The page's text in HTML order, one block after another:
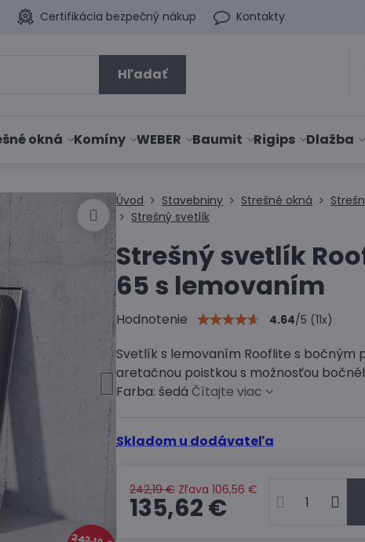
Certifikácia bezpečný nákup Kontakty
Hľadať
okná Komíny WEBER Baumit Rigips Dlažba
Úvod Stavebniny Strešné okná
Strešný svetlík
Strešný svetlík
65 s lemovaním
Hodnotenie 4.64/5 (11x)
Svetlík s lemovaním Rooflite s bočným
aretačnou poistkou s možnosťou
Farba: šedáČítajte viac
Skladom u dodávateľa
242,19 € Zľava 106,56 €
135,62 €